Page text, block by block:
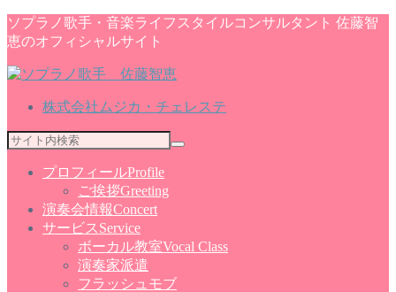
ソプラノ歌手・音楽ライフスタイルコンサルタント 佐藤智
恵のオフィシャルサイト
株式会社ムジカ・チェレステ
プロフィールProfile
ご挨拶Greeting
演奏会情報Concert
サービス Service
ボーカル教室Vocal Class
演奏家派遣
フラッシュモブ